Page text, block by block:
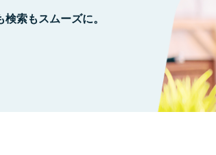
索もスムーズに。